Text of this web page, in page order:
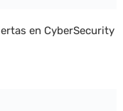
en CyberSecurity